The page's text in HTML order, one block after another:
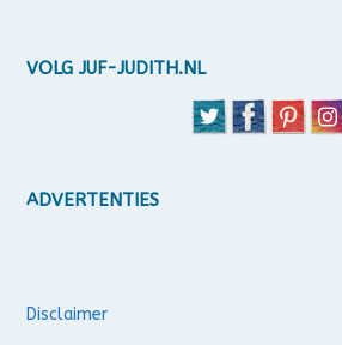
VOLG JUF-JUDITH.NL
ADVERTENTIES
Disclaimer